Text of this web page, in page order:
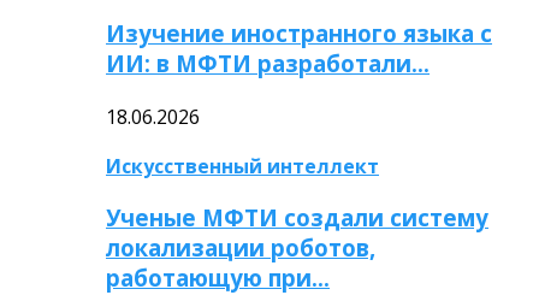
Изучение иностранного языка с
ИИ: в МФТИ разработали…
18.06.2026
Искусственный интеллект
Ученые МФТИ создали систему
локализации роботов,
работающую при…